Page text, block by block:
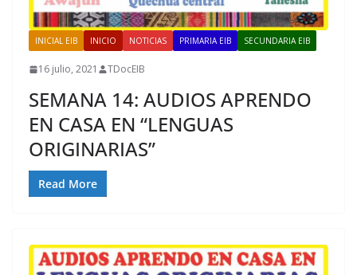
INICIAL EIB INICIO NOTICIAS PRIMARIA EIB SECUNDARIA EIB
16 julio, 2021 TDocEIB
SEMANA 14: AUDIOS APRENDO
EN CASA EN “LENGUAS
ORIGINARIAS”
Read More